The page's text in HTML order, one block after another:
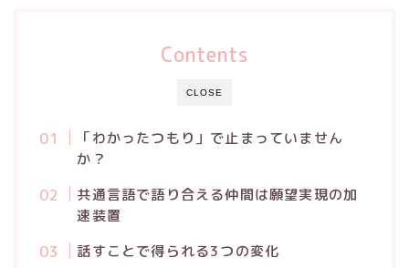
CLOSE
Contents
「わかったつもり」で止まっていません
か？
共通言語で語り合える仲間は願望実現の加
速装置
話すことで得られる3つの変化